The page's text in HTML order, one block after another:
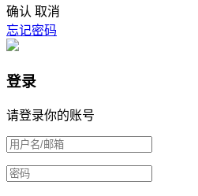
确认 取消
忘记密码
登录
请登录你的账号